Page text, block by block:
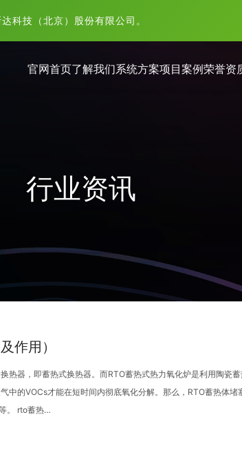
科技（北京）股份有限公司。
官网首页了解我们系统方案项目案例荣誉资
行业资讯
作用）
器，即蓄热式换热器。而RTO蓄热式热力氧化炉是利用陶瓷
的VOCs才能在短时间内彻底氧化分解。那么，RTO蓄热体
。 rto蓄热…